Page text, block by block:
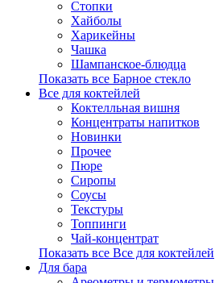
Стопки
Хайболы
Харикейны
Чашка
Шампанское-блюдца
Показать все Барное стекло
Все для коктейлей
Коктелльная вишня
Концентраты напитков
Новинки
Прочее
Пюре
Сиропы
Соусы
Текстуры
Топпинги
Чай-концентрат
Показать все Все для коктейлей
Для бара